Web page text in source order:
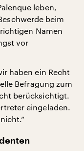
leben,
beim
Namen
vor
haben ein Recht
Befragung zum
berücksichtigt.
eingeladen.